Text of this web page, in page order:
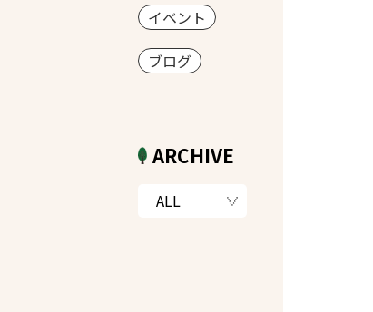
イベント
ブログ
ARCHIVE